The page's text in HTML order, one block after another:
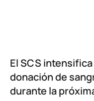
El SCS
donación de
durante la